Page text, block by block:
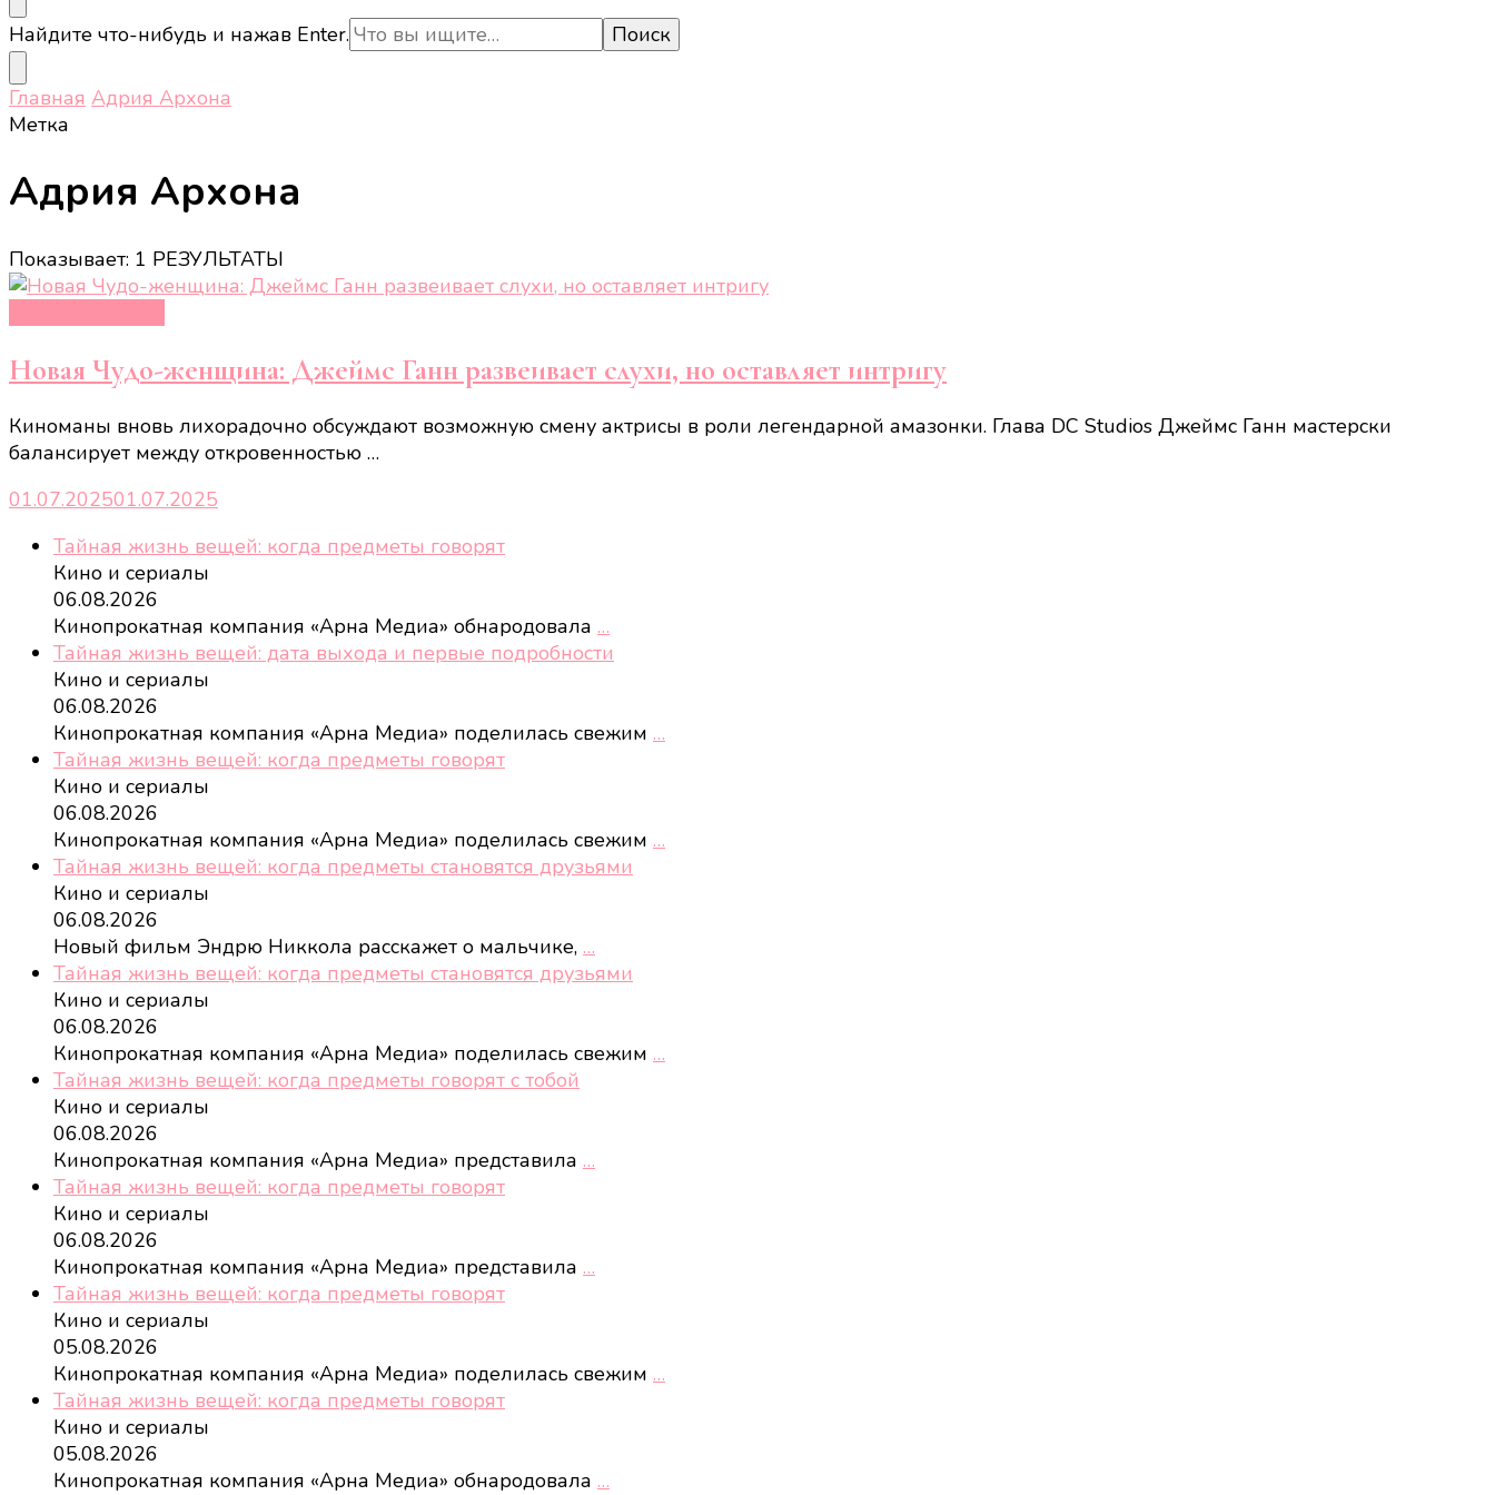
Ищите
что-
то?
Найдите что-нибудь и нажав Enter.
Главная Адрия Архона
Метка
Адрия Архона
Показывает: 1 РЕЗУЛЬТАТЫ
Новая Чудо-женщина: Джеймс Ганн развеивает слухи, но оставляет интригу
Киноманы вновь лихорадочно обсуждают возможную смену актрисы в роли легендарной амазонки. Глава DC Studios Джеймс Ганн мастерски
балансирует между откровенностью …
01.07.202501.07.2025
Тайная жизнь вещей: когда предметы говорят
Кино и сериалы
06.08.2026
Кинопрокатная компания «Арна Медиа» обнародовала …
Тайная жизнь вещей: дата выхода и первые подробности
Кино и сериалы
06.08.2026
Кинопрокатная компания «Арна Медиа» поделилась свежим …
Тайная жизнь вещей: когда предметы говорят
Кино и сериалы
06.08.2026
Кинопрокатная компания «Арна Медиа» поделилась свежим …
Тайная жизнь вещей: когда предметы становятся друзьями
Кино и сериалы
06.08.2026
Новый фильм Эндрю Никкола расскажет о мальчике, …
Тайная жизнь вещей: когда предметы становятся друзьями
Кино и сериалы
06.08.2026
Кинопрокатная компания «Арна Медиа» поделилась свежим …
Тайная жизнь вещей: когда предметы говорят с тобой
Кино и сериалы
06.08.2026
Кинопрокатная компания «Арна Медиа» представила …
Тайная жизнь вещей: когда предметы говорят
Кино и сериалы
06.08.2026
Кинопрокатная компания «Арна Медиа» представила …
Тайная жизнь вещей: когда предметы говорят
Кино и сериалы
05.08.2026
Кинопрокатная компания «Арна Медиа» поделилась свежим …
Тайная жизнь вещей: когда предметы говорят
Кино и сериалы
05.08.2026
Кинопрокатная компания «Арна Медиа» обнародовала …